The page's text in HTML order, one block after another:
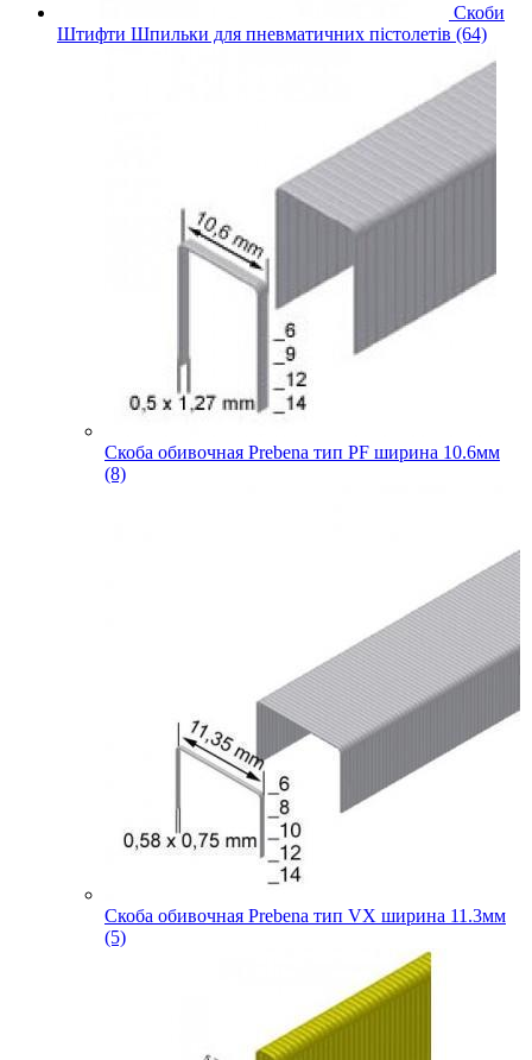
Скоби
Штифти Шпильки для пневматичних пістолетів (64)
Скоба обивочная Prebena тип PF ширина 10.6мм
(8)
Скоба обивочная Prebena тип VX ширина 11.3мм
(5)